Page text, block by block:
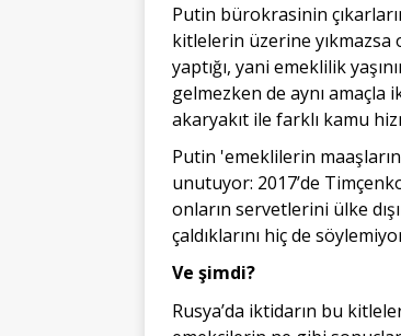
Putin bürokrasinin
kitlelerin üzerine
yaptığı, yani emeklilik
gelmezken de aynı amaçla
akaryakıt ile farklı kamu
Putin 'emeklilerin
unutuyor: 2017’de
onların servetlerini ülke
çaldıklarını hiç de
Ve şimdi?
Rusya’da iktidarın bu